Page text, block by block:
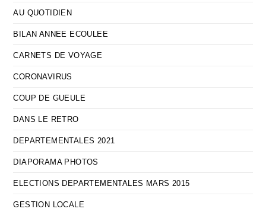
AU QUOTIDIEN
BILAN ANNEE ECOULEE
CARNETS DE VOYAGE
CORONAVIRUS
COUP DE GUEULE
DANS LE RETRO
DEPARTEMENTALES 2021
DIAPORAMA PHOTOS
ELECTIONS DEPARTEMENTALES MARS 2015
GESTION LOCALE